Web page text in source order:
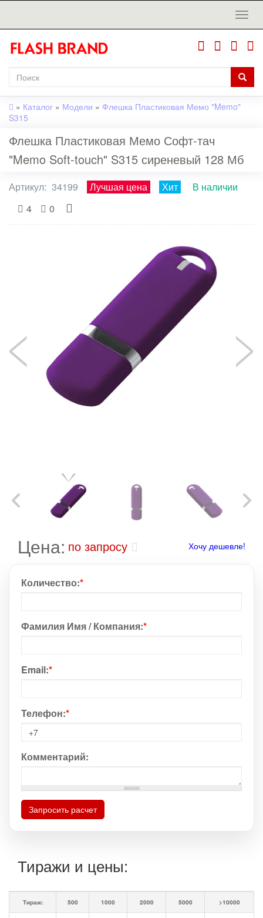
» Каталог » Модели » Флешка Пластиковая Мемо "Memo"
S315
Флешка Пластиковая Мемо Софт-тач
"Memo Soft-touch" S315 сиреневый 128 Мб
Артикул: 34199 Лучшая цена Хит
В наличии
4
0
Цена: по запросу Хочу дешевле!
Количество:*
Фамилия Имя / Компания:*
Email:*
Телефон:*
Комментарий:
Запросить расчет
Тиражи и цены:
Тираж: 500 1000 2000 5000 >10000